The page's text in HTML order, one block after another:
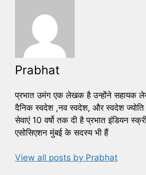
Prabhat
प्रभात उमंग एक लेखक है उन्होंने सहायक
दैनिक स्वदेश ,नव स्वदेश, और स्वदेश ज्योति
सेवाएं 10 वर्षो तक दी है प्रभात इंडियन
एसोसिएशन मुंबई के सदस्य भी हैं
View all posts by Prabhat